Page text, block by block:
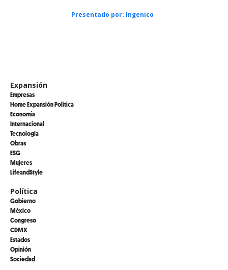
Presentado por: Ingenico
Expansión
Empresas
Home Expansión Politica
Economía
Internacional
Tecnología
Obras
ESG
Mujeres
LifeandStyle
Política
Gobierno
México
Congreso
CDMX
Estados
Opinión
Sociedad